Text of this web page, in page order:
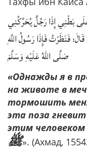
بَطْنِي إِذَا رَجُلٌ يُحَرِّكُنِي
فَنَظَرْتُ فَإِذَا رَسُولُ اللَّهِ
صَلَّى اللهُ عَلَيْهِ وَسَلَّمَ
«Однажды я в
на животе в
тормошить
эта поза
этим человеком
ﷺ». (Ахмад,